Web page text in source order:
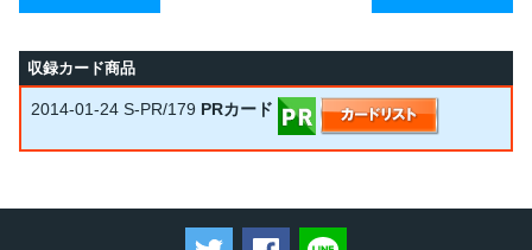
収録カード商品
2014-01-24 S-PR/179 PRカード
ツイートするFacebookでシェアする